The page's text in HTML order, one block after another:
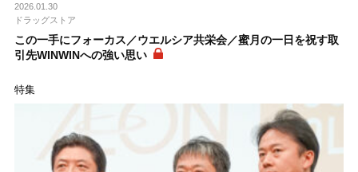
2026.01.30
ドラッグストア
この一手にフォーカス／ウエルシア共栄会／蜜月の一日を祝す取
引先WINWINへの強い思い
特集